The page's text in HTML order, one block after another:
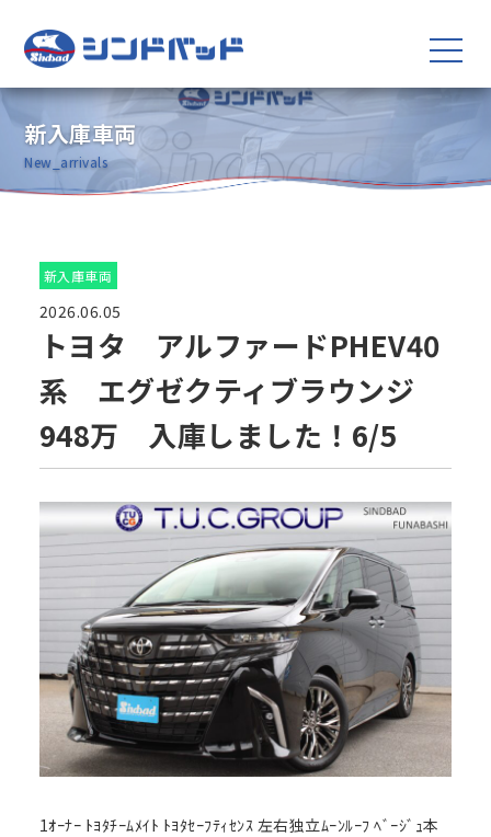
新入庫車両
New_arrivals
新入庫車両
2026.06.05
トヨタ アルファードPHEV40
系 エグゼクティブラウンジ
948万 入庫しました！6/5
1ｵｰﾅｰ ﾄﾖﾀﾁｰﾑﾒｲﾄ ﾄﾖﾀｾｰﾌﾃｨｾﾝｽ 左右独立ﾑｰﾝﾙｰﾌ ﾍﾞｰｼﾞｭ本